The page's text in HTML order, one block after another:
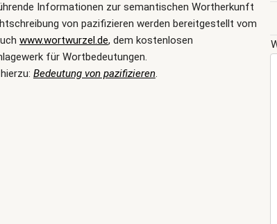
Informationen zur semantischen Wortherkunft
von pazifizieren werden bereitgestellt vom
www.wortwurzel.de, dem kostenlosen
für Wortbedeutungen.
Bedeutung von pazifizieren.